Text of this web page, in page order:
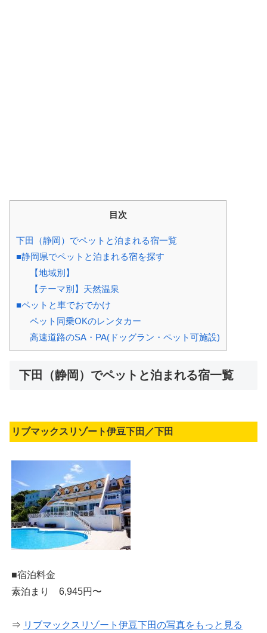
目次
下田（静岡）でペットと泊まれる宿一覧
■静岡県でペットと泊まれる宿を探す
【地域別】
【テーマ別】天然温泉
■ペットと車でおでかけ
ペット同乗OKのレンタカー
高速道路のSA・PA(ドッグラン・ペット可施設)
下田（静岡）でペットと泊まれる宿一覧
リブマックスリゾート伊豆下田／下田
■宿泊料金
素泊まり 6,945円〜
⇒ リブマックスリゾート伊豆下田の写真をもっと見る